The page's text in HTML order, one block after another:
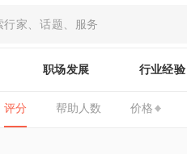
职场发展 行业经验
评分 帮助人数 价格